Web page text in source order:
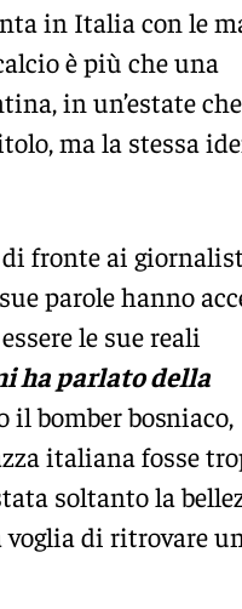
in Italia con le
è più che una
in un’estate che
ma la stessa
di fronte ai
parole hanno
le sue reali
ha parlato della
il bomber bosniaco,
italiana fosse
soltanto la
voglia di ritrovare